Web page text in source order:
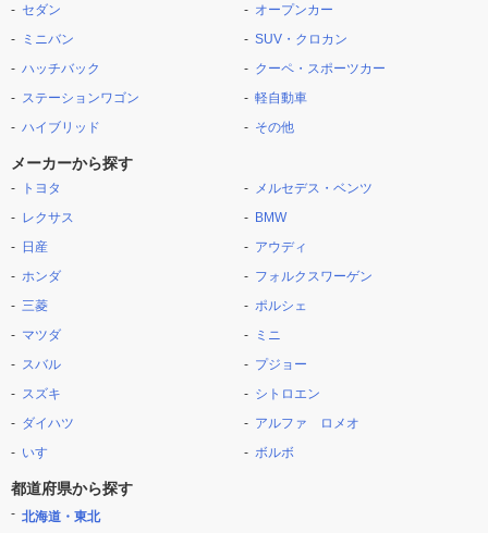
セダン
ミニバン
ハッチバック
ステーションワゴン
ハイブリッド
オープンカー
SUV・クロカン
クーペ・スポーツカー
軽自動車
その他
メーカーから探す
トヨタ
レクサス
日産
ホンダ
三菱
マツダ
スバル
スズキ
ダイハツ
いすゞ
メルセデス・ベンツ
BMW
アウディ
フォルクスワーゲン
ポルシェ
ミニ
プジョー
シトロエン
アルファ ロメオ
ボルボ
都道府県から探す
北海道・東北